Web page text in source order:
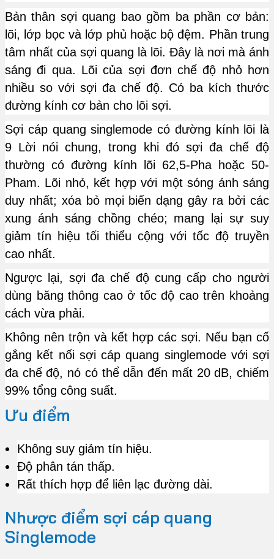
Bản thân sợi quang bao gồm ba phần cơ bản:
lõi, lớp bọc và lớp phủ hoặc bộ đệm. Phần trung
tâm nhất của sợi quang là lõi. Đây là nơi mà ánh
sáng đi qua. Lõi của sợi đơn chế độ nhỏ hơn
nhiều so với sợi đa chế độ. Có ba kích thước
đường kính cơ bản cho lõi sợi.
Sợi cáp quang singlemode có đường kính lõi là
9 Lời nói chung, trong khi đó sợi đa chế độ
thường có đường kính lõi 62,5-Pha hoặc 50-
Pham. Lõi nhỏ, kết hợp với một sóng ánh sáng
duy nhất; xóa bỏ mọi biến dạng gây ra bởi các
xung ánh sáng chồng chéo; mang lại sự suy
giảm tín hiệu tối thiểu cộng với tốc độ truyền
cao nhất.
Ngược lại, sợi đa chế độ cung cấp cho người
dùng băng thông cao ở tốc độ cao trên khoảng
cách vừa phải.
Không nên trộn và kết hợp các sợi. Nếu bạn cố
gắng kết nối sợi cáp quang singlemode với sợi
đa chế độ, nó có thể dẫn đến mất 20 dB, chiếm
99% tổng công suất.
Ưu điểm
Không suy giảm tín hiệu.
Độ phân tán thấp.
Rất thích hợp để liên lạc đường dài.
Nhược điểm sợi cáp quang
Singlemode